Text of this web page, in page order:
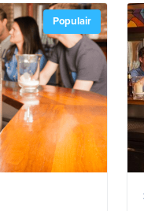
Populair